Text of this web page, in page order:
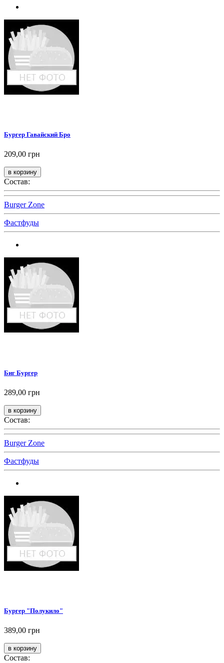
Бургер Гавайский Бро
209,00 грн
Состав:
Burger Zone
Фастфуды
Биг Бургер
289,00 грн
Состав:
Burger Zone
Фастфуды
Бургер "Полукило"
389,00 грн
Состав: